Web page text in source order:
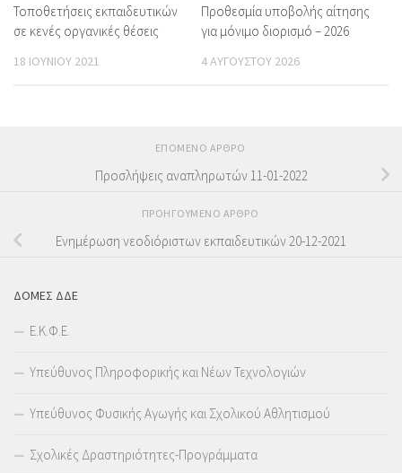
Τοποθετήσεις εκπαιδευτικών
σε κενές οργανικές θέσεις
18 ΙΟΥΝΊΟΥ 2021
Προθεσμία υποβολής αίτησης
για μόνιμο διορισμό – 2026
4 ΑΥΓΟΎΣΤΟΥ 2026
ΕΠΌΜΕΝΟ ΆΡΘΡΟ
Προσλήψεις αναπληρωτών 11-01-2022
ΠΡΟΗΓΟΎΜΕΝΟ ΆΡΘΡΟ
Ενημέρωση νεοδιόριστων εκπαιδευτικών 20-12-2021
ΔΟΜΕΣ ΔΔΕ
Ε.Κ.Φ.Ε.
Υπεύθυνος Πληροφορικής και Νέων Τεχνολογιών
Υπεύθυνος Φυσικής Αγωγής και Σχολικού Αθλητισμού
Σχολικές Δραστηριότητες-Προγράμματα